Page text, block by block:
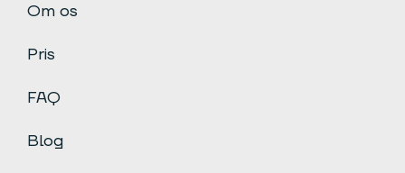
Om os
Pris
FAQ
Blog